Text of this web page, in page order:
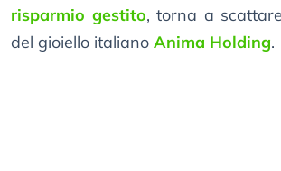
risparmio gestito, torna a
del gioiello italiano Anima Holding.